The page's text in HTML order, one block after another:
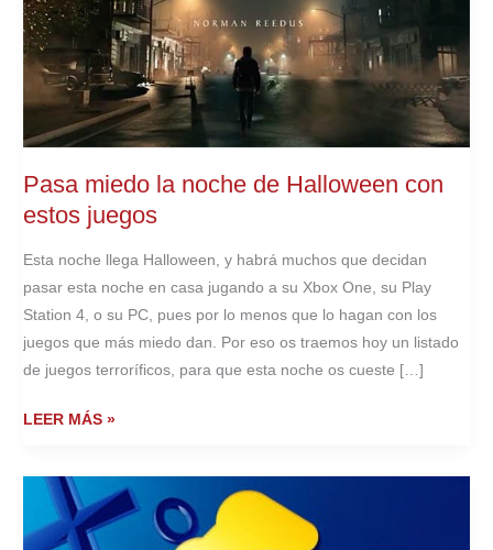
Pasa miedo la noche de Halloween con
estos juegos
Esta noche llega Halloween, y habrá muchos que decidan
pasar esta noche en casa jugando a su Xbox One, su Play
Station 4, o su PC, pues por lo menos que lo hagan con los
juegos que más miedo dan. Por eso os traemos hoy un listado
de juegos terroríficos, para que esta noche os cueste […]
PASA
LA
NOCHE
DE
LEER MÁS »